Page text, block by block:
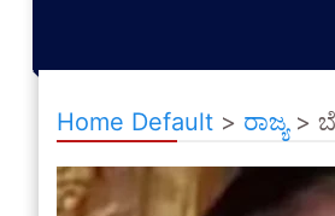
Home Default > ರಾಜ್ಯ>